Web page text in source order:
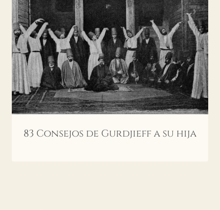
83 Consejos de Gurdjieff a su hija